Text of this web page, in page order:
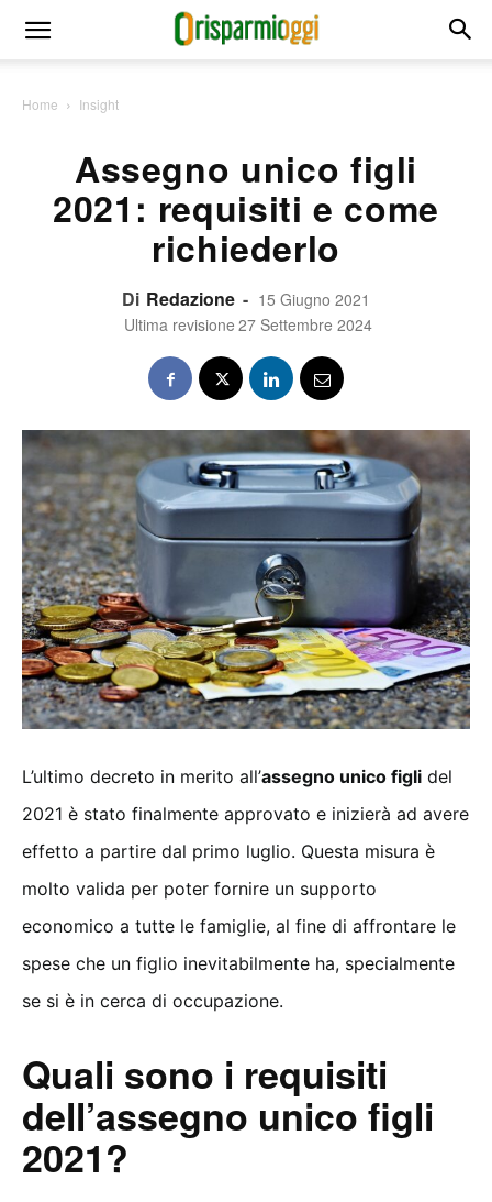
Home Insight
Assegno unico figli
2021: requisiti e come
richiederlo
Di Redazione - 15 Giugno 2021
Ultima revisione 27 Settembre 2024
L’ultimo decreto in merito all’assegno unico figli del
2021 è stato finalmente approvato e inizierà ad avere
effetto a partire dal primo luglio. Questa misura è
molto valida per poter fornire un supporto
economico a tutte le famiglie, al fine di affrontare le
spese che un figlio inevitabilmente ha, specialmente
se si è in cerca di occupazione.
Quali sono i requisiti
dell’assegno unico figli
2021?